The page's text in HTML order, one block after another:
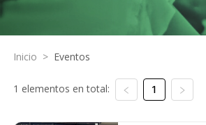
Inicio > Eventos
1 elementos en total: 1